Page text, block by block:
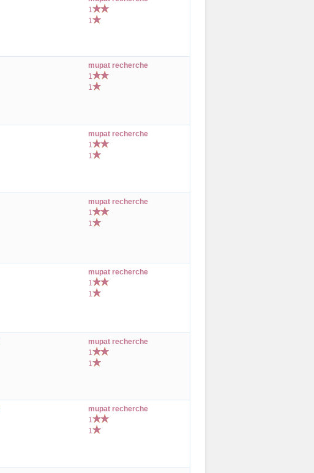
1
1
mupat recherche
1
1
mupat recherche
1
1
mupat recherche
1
1
mupat recherche
1
1
mupat recherche
1
1
mupat recherche
1
1